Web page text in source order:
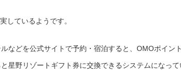
しているようです。
などを公式サイトで予約・宿泊すると、OMOポイント
星野リゾートギフト券に交換できるシステムになって